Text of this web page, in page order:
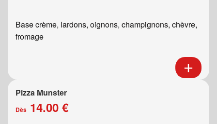
Base crème, lardons, oignons, champignons, chèvre,
fromage
Pizza Munster
Dès 14.00 €